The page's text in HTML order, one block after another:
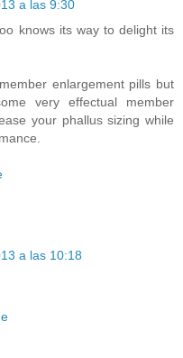
a las 9:30
knows its way to delight its
enlargement pills but
very effectual member
your phallus sizing while
a las 10:18